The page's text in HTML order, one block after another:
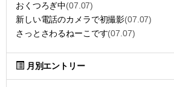
おくつろぎ中(07.07)
新しい電話のカメラで初撮影(07.07)
さっとさわるねーこです(07.07)
月別エントリー